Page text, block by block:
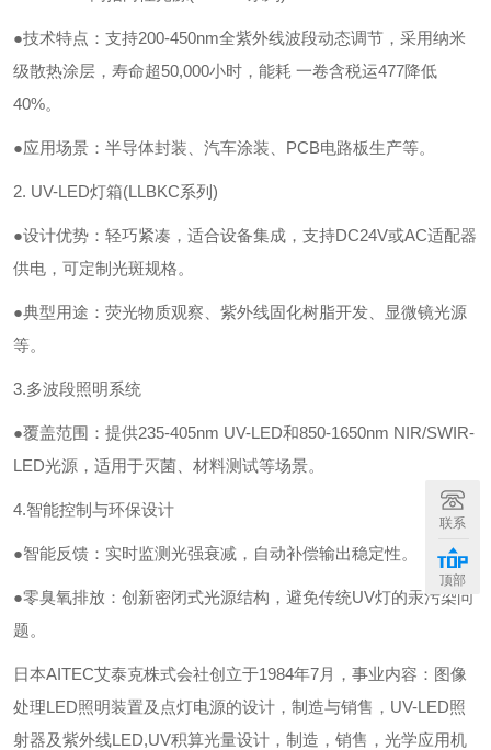
●技术特点：支持200-450nm全紫外线波段动态调节，采用纳米
级散热涂层，寿命超50,000小时，能耗 一卷含税运477降低
40%。
●应用场景：半导体封装、汽车涂装、PCB电路板生产等。
2. UV-LED灯箱(LLBKC系列)
●设计优势：轻巧紧凑，适合设备集成，支持DC24V或AC适配器
供电，可定制光斑规格。
●典型用途：荧光物质观察、紫外线固化树脂开发、显微镜光源
等。
3.多波段照明系统
●覆盖范围：提供235-405nm UV-LED和850-1650nm NIR/SWIR-
LED光源，适用于灭菌、材料测试等场景。
4.智能控制与环保设计
●智能反馈：实时监测光强衰减，自动补偿输出稳定性。
●零臭氧排放：创新密闭式光源结构，避免传统UV灯的汞污染问
题。
日本AITEC艾泰克株式会社创立于1984年7月，事业内容：图像
处理LED照明装置及点灯电源的设计，制造与销售，UV-LED照
射器及紫外线LED,UV积算光量设计，制造，销售，光学应用机
联系
顶部